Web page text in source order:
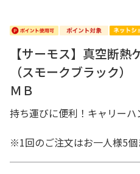
【サーモス】真空断熱
（スモークブラック
ＭＢ
持ち運びに便利！キャリー
※1回のご注文はお一人様5個